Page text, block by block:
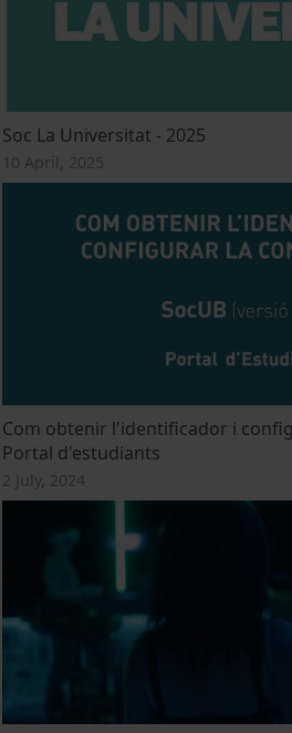
Soc La Universitat - 2025
10 April, 2025
Com obtenir l'identificador i
Portal d'estudiants
2 July, 2024